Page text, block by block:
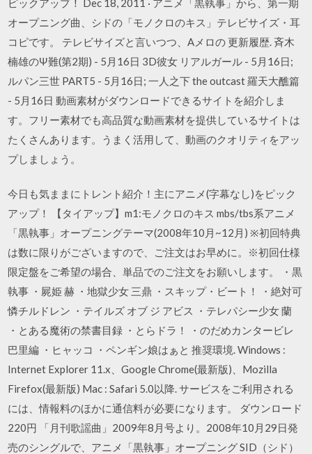
オープニング曲、シドの「モノクロのキス」テレビサイズ・耳
コピです。 テレビサイズと言いつつ、Aメロの 更新履歴. 斉木
楠雄のΨ難(第2期) - 5月16日 3D彼女 リアルガール - 5月16日;
ルパン三世 PART5 - 5月16日; 一人之下 the outcast 羅天大醮篇
- 5月16日 動画素材がダウンロードできるサイトを紹介しま
す。フリー素材でも高品質な動画素材を提供しているサイトは
たくさんあります。うまく活用して、動画のクオリティをアッ
プしましょう。
今日も気ままにトレント紹介！主にアニメ(字幕なし)をピック
アップ！ 【タイアップ】m1:モノクロのキス mbs/tbs系アニメ
「黒執事」オープニングテーマ(2008年10月~12月) ※初回特典
は数に限りがございますので、ご注文はお早めに。※初回仕様
限定盤をご希望の場合、単品でのご注文をお願いします。 ・黒
執事 ・屍姫 赫 ・地獄少女 三鼎 ・スキップ・ビート！ ・絶対可
憐チルドレン ・テイルズ オブ ジ アビス ・テレパシー少女 蘭
・とある魔術の禁書目録 ・とらドラ！ ・のだめカンタービレ
巴里編 ・ヒャッコ ・ペンギン娘はぁと 推奨環境. Windows :
Internet Explorer 11.x、Google Chrome(最新版)、Mozilla
Firefox(最新版) Mac : Safari 5.0以降. サービスをご利用される
には、情報料のほかに通信料が必要になります。 ダウンロード
220円 「月刊歌謡曲」2009年8月号より。2008年10月29日発
売のシングルで、アニメ「黒執事」オープニング SID（シド）